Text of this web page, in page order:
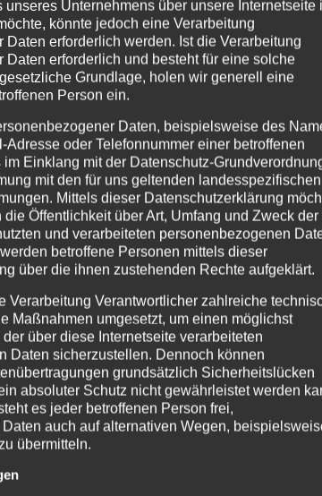
und beliebtesten Metal-Festivals in
Bands und vielversprechenden
es auch ein umfangreiche Angebot zur
Satan“, bis hin zu veganen Gerichten.
erstes Mal beim Party San Open Air erlebst,
Schuss Grindcore am Morgen.
eine dunkle, kraftvolle Atmosphäre, die tief
Angel
überzeugt durch schnelle, technische
unseres Unternehmens über unsere Internetseite
könnte jedoch eine Verarbeitung
Daten erforderlich werden. Ist die Verarbeitung
Daten erforderlich und besteht für eine solche
Grundlage, holen wir generell eine
Person ein.
Daten, beispielsweise des
Adresse oder Telefonnummer einer betroffenen
im Einklang mit der Datenschutz-
mit den für uns geltenden landesspezifischen
Mittels dieser Datenschutzerklärung
Öffentlichkeit über Art, Umfang und Zweck der
und verarbeiteten personenbezogenen
betroffene Personen mittels dieser
über die ihnen zustehenden Rechte aufgeklärt.
Verarbeitung Verantwortlicher zahlreiche
Maßnahmen umgesetzt, um einen möglichst
über diese Internetseite verarbeiteten
Daten sicherzustellen. Dennoch können
grundsätzlich Sicherheitslücken
absoluter Schutz nicht gewährleistet werden
es jeder betroffenen Person frei,
auch auf alternativen Wegen,
übermitteln.